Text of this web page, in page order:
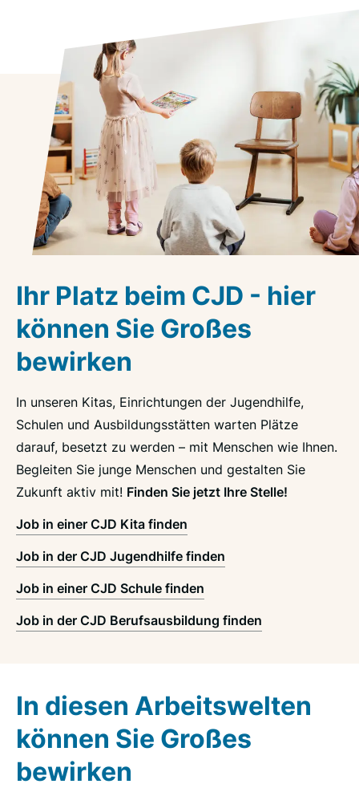
Ihr Platz beim CJD - hier
können Sie Großes
bewirken
In unseren Kitas, Einrichtungen der Jugendhilfe,
Schulen und Ausbildungsstätten warten Plätze
darauf, besetzt zu werden – mit Menschen wie Ihnen.
Begleiten Sie junge Menschen und gestalten Sie
Zukunft aktiv mit! Finden Sie jetzt Ihre Stelle!
Job in einer CJD Kita finden
Job in der CJD Jugendhilfe finden
Job in einer CJD Schule finden
Job in der CJD Berufsausbildung finden
In diesen Arbeitswelten
können Sie Großes
bewirken